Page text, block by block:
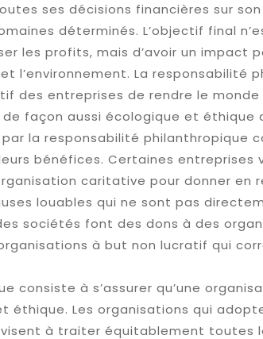
ses décisions financières sur
déterminés. L’objectif final
les profits, mais d’avoir un impact
l’environnement. La responsabilité
des entreprises de rendre le
de façon aussi écologique et éthique
la responsabilité philanthropique
bénéfices. Certaines entreprises
caritative pour donner en
louables qui ne sont pas
sociétés font des dons à des
à but non lucratif qui
consiste à s’assurer qu’une
éthique. Les organisations qui
à traiter équitablement toutes